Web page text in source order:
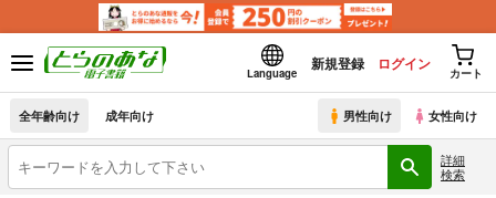
Language
新規登録 ログイン
カート
全年齢向け 成年向け 男性向け 女性向け
詳細
検索